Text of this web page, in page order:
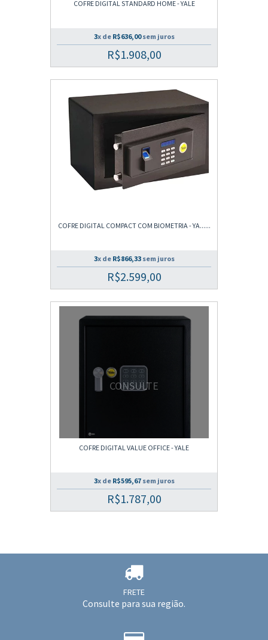
COFRE DIGITAL STANDARD HOME - YALE
3x de R$636,00sem juros
R$1.908,00
COFRE DIGITAL COMPACT COM BIOMETRIA - YA......
3x de R$866,33sem juros
R$2.599,00
CONSULTE
COFRE DIGITAL VALUE OFFICE - YALE
3x de R$595,67sem juros
R$1.787,00
FRETE
Consulte para sua região.